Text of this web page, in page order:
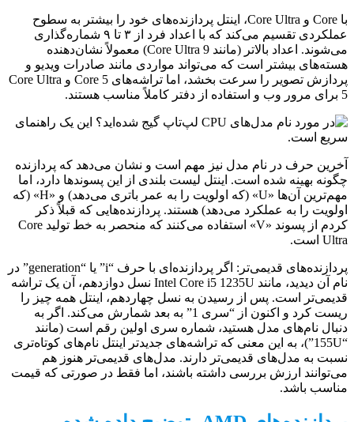
با Core و Core Ultra، اینتل پردازنده‌های خود را بیشتر به سطوح
عملکردی تقسیم می‌کند که با اعداد فرد از ۳ تا ۹ شماره‌گذاری
می‌شوند. اعداد بالاتر (مانند Core Ultra 9) معمولاً نشان‌دهنده
هسته‌های بیشتر است که می‌تواند مواردی مانند صادرات ویدیو و
پردازش تصویر را سرعت بخشد، اما تراشه‌های Core 5 و Core Ultra
5 برای مرور وب و استفاده از دفتر کاملاً مناسب هستند.
آخرین حرف در نام مدل نیز مهم است و نشان می‌دهد که پردازنده
چگونه بهینه شده است. اینتل لیست بلندی از این پسوندها دارد، اما
مهم‌ترین آن‌ها «U» (که اولویت را به عمر باتری می‌دهد) و «H» (که
اولویت را به عملکرد می‌دهد) هستند. پردازنده‌هایی که قبلاً ذکر
کردم از پسوند «V» استفاده می‌کنند که منحصر به خط تولید Core
Ultra است.
پردازنده‌های قدیمی‌تر: اگر پردازنده‌ای با حرف “i” یا “generation” در
نام آن دیدید، مانند Intel Core i5 1235U نسل دوازدهم، آن یک تراشه
قدیمی‌تر است. پس از رسیدن به نسل چهاردهم، اینتل همه چیز را
ریست کرد و اکنون از “سری 1” به بعد شمارش می‌کند. اگر به
دنبال نام‌های مدل هستید، شماره سری اولین رقم است (مانند
“155U”)، به این معنی که تراشه‌های جدیدتر اینتل نام‌های کوتاه‌تری
نسبت به مدل‌های قدیمی‌تر دارند. مدل‌های قدیمی‌تر هنوز هم
می‌توانند ارزش بررسی داشته باشند، اما فقط در صورتی که قیمت
مناسب باشد.